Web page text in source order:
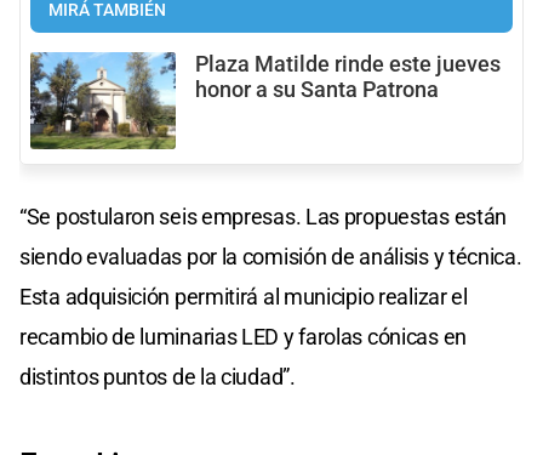
MIRÁ TAMBIÉN
Plaza Matilde rinde este jueves
honor a su Santa Patrona
“Se postularon seis empresas. Las propuestas están
siendo evaluadas por la comisión de análisis y técnica.
Esta adquisición permitirá al municipio realizar el
recambio de luminarias LED y farolas cónicas en
distintos puntos de la ciudad”.